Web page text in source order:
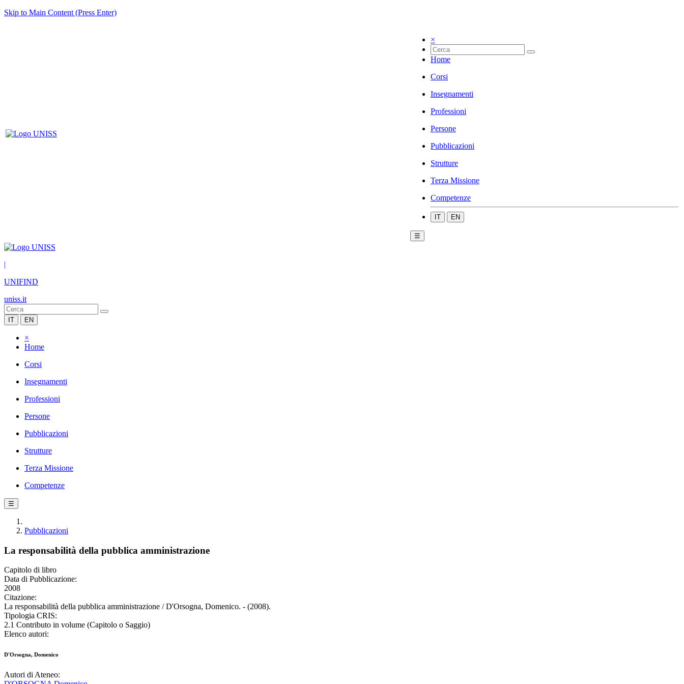
Skip to Main Content (Press Enter)
×
Home
Corsi
Insegnamenti
Professioni
Persone
Pubblicazioni
Strutture
Terza Missione
Competenze
IT EN
☰
|
UNIFIND
uniss.it
IT EN
×
Home
Corsi
Insegnamenti
Professioni
Persone
Pubblicazioni
Strutture
Terza Missione
Competenze
☰
Pubblicazioni
La responsabilità della pubblica amministrazione
Capitolo di libro
Data di Pubblicazione:
2008
Citazione:
La responsabilità della pubblica amministrazione / D'Orsogna, Domenico. - (2008).
Tipologia CRIS:
2.1 Contributo in volume (Capitolo o Saggio)
Elenco autori:
D'Orsogna, Domenico
Autori di Ateneo: